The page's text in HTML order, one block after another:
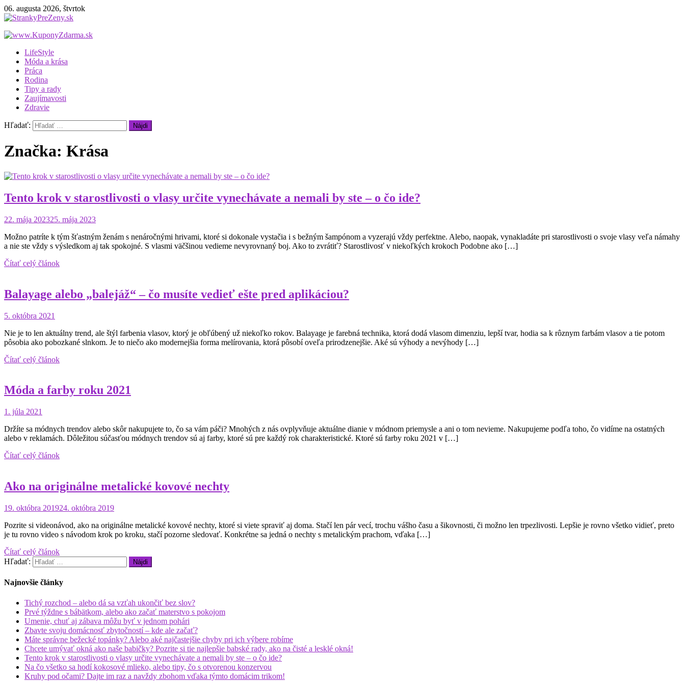
06. augusta 2026, štvrtok
StrankyPreZeny.sk
Webový magazín pre ženy
LifeStyle
Móda a krása
Práca
Rodina
Tipy a rady
Zaujímavosti
Zdravie
Hľadať:
Značka: Krása
Tento krok v starostlivosti o vlasy určite vynechávate a nemali by ste – o čo ide?
22. mája 202325. mája 2023
Možno patríte k tým šťastným ženám s nenáročnými hrivami, ktoré si dokonale vystačia i s bežným šampónom a vyzerajú vždy perfektne. Alebo, naopak, vynakladáte pri starostlivosti o svoje vlasy veľa námahy
a nie ste vždy s výsledkom aj tak spokojné. S vlasmi väčšinou vedieme nevyrovnaný boj. Ako to zvrátiť? Starostlivosť v niekoľkých krokoch Podobne ako […]
Čítať celý článok
Balayage alebo „balejáž“ – čo musíte vedieť ešte pred aplikáciou?
5. októbra 2021
Nie je to len aktuálny trend, ale štýl farbenia vlasov, ktorý je obľúbený už niekoľko rokov. Balayage je farebná technika, ktorá dodá vlasom dimenziu, lepší tvar, hodia sa k rôznym farbám vlasov a tie potom
pôsobia ako pobozkané slnkom. Je to niečo ako modernejšia forma melírovania, ktorá pôsobí oveľa prirodzenejšie. Aké sú výhody a nevýhody […]
Čítať celý článok
Móda a farby roku 2021
1. júla 2021
Držíte sa módnych trendov alebo skôr nakupujete to, čo sa vám páči? Mnohých z nás ovplyvňuje aktuálne dianie v módnom priemysle a ani o tom nevieme. Nakupujeme podľa toho, čo vidíme na ostatných
alebo v reklamách. Dôležitou súčasťou módnych trendov sú aj farby, ktoré sú pre každý rok charakteristické. Ktoré sú farby roku 2021 v […]
Čítať celý článok
Ako na originálne metalické kovové nechty
19. októbra 201924. októbra 2019
Pozrite si videonávod, ako na originálne metalické kovové nechty, ktoré si viete spraviť aj doma. Stačí len pár vecí, trochu vášho času a šikovnosti, či možno len trpezlivosti. Lepšie je rovno všetko vidieť, preto
je tu rovno video s návodom krok po kroku, stačí pozorne sledovať. Konkrétne sa jedná o nechty s metalickým prachom, vďaka […]
Čítať celý článok
Hľadať:
Najnovšie články
Tichý rozchod – alebo dá sa vzťah ukončiť bez slov?
Prvé týždne s bábätkom, alebo ako začať materstvo s pokojom
Umenie, chuť aj zábava môžu byť v jednom pohári
Zbavte svoju domácnosť zbytočností – kde ale začať?
Máte správne bežecké topánky? Alebo aké najčastejšie chyby pri ich výbere robíme
Chcete umývať okná ako naše babičky? Pozrite si tie najlepšie babské rady, ako na čisté a lesklé okná!
Tento krok v starostlivosti o vlasy určite vynechávate a nemali by ste – o čo ide?
Na čo všetko sa hodí kokosové mlieko, alebo tipy, čo s otvorenou konzervou
Kruhy pod očami? Dajte im raz a navždy zbohom vďaka týmto domácim trikom!